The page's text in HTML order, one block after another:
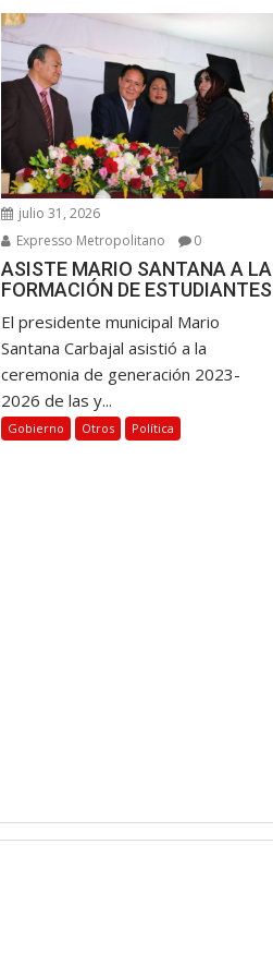
julio 31, 2026
Expresso Metropolitano
0
ASISTE MARIO SANTANA A LA
FORMACIÓN DE ESTUDIANTES
El presidente municipal Mario
Santana Carbajal asistió a la
ceremonia de generación 2023-
2026 de las y...
Gobierno Otros Política